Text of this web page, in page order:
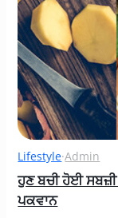
Lifestyle·Admin
ਹੁਣ ਬਚੀ ਹੋਈ
ਪਕਵਾਨ